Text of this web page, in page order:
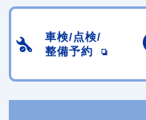
車検/点検/
整備予約